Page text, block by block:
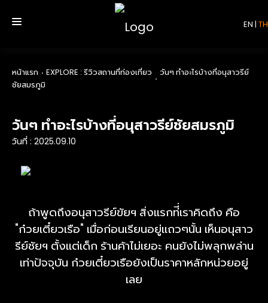
EN | TH
บริการ
ติดต่อเรา
หน้าแรก EXPLORE : รีวิวสถานที่ท่องเที่ยว
วันๆ ทำอะไรบ้างที่อนุสาวรีย์
ชัยสมรภูมิ
วันๆ ทำอะไรบ้างที่อนุสาวรีย์ชัยสมรภูมิ
วันที่ : 2025.09.10
ถ้าพูดถึงอนุสาวรีย์ขัยฯ สิ่งแรกท่ี่เราคิดถึง คือ
"ก๋วยเตี๋ยวเรือ" เมื่อก่อนเรียนอยู่แถวๆนั้น เห็นอนุสาว
รีย์ชัยฯ ตั้งแต่เด็ก ร้านค้าไม่เยอะ คนยังไม่พลุกพล่าน
เท่าปัจจุบัน ก๋วยเตี๋ยวเรือยังเป็นราคาหลักหน่วยอยู่
เลย